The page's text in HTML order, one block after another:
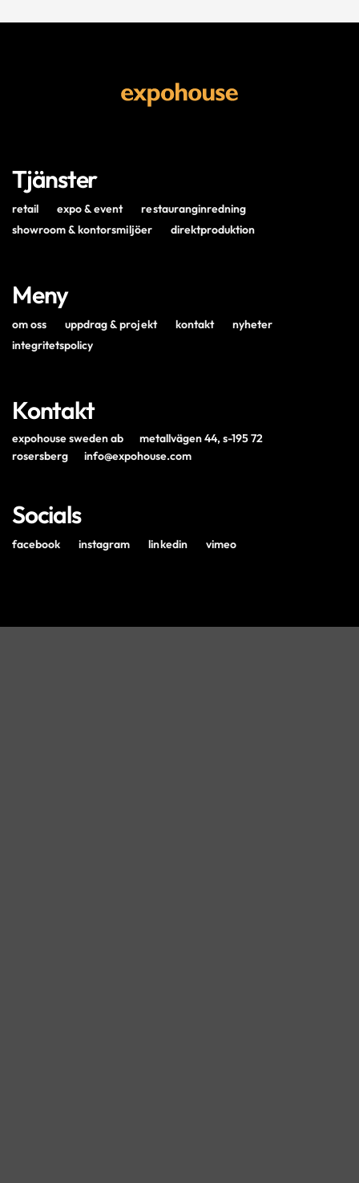
Tjänster
retail expo & event
restauranginredning
showroom & kontorsmiljöer
direktproduktion
Meny
om oss uppdrag & projekt kontakt
nyheter
integritetspolicy
Kontakt
expohouse sweden ab
metallvägen 44, s-195 72
rosersberg
info@expohouse.com
Socials
facebook instagram linkedin vimeo